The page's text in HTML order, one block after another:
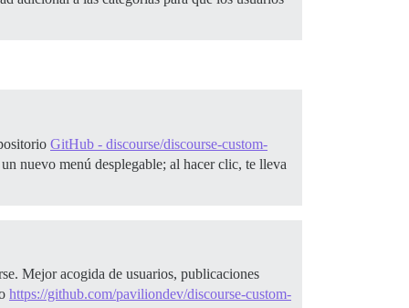
GitHub - discourse/discourse-custom-
nuevo menú desplegable; al hacer clic, te lleva
Mejor acogida de usuarios, publicaciones
https://github.com/paviliondev/discourse-custom-